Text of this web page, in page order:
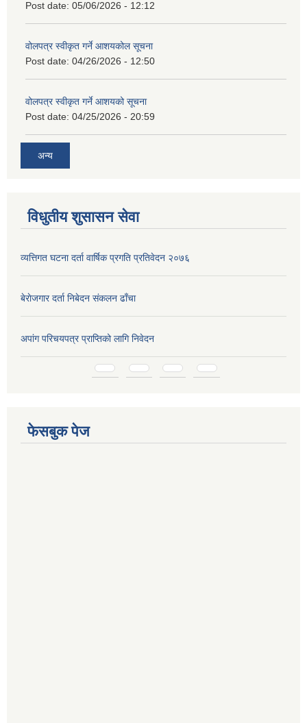
Post date: 05/06/2026 - 12:12
वोलपत्र स्वीकृत गर्ने आशयकोल सूचना
Post date: 04/26/2026 - 12:50
वोलपत्र स्वीकृत गर्ने आशयको सूचना
Post date: 04/25/2026 - 20:59
अन्य
विधुतीय शुसासन सेवा
व्यत्तिगत घटना दर्ता वार्षिक प्रगति प्रतिवेदन २०७६
बेराेजगार दर्ता निबेदन स‌ंकलन ढाँचा
अपांग परिचयपत्र प्राप्तिको लागि निवेदन
फेसबुक पेज